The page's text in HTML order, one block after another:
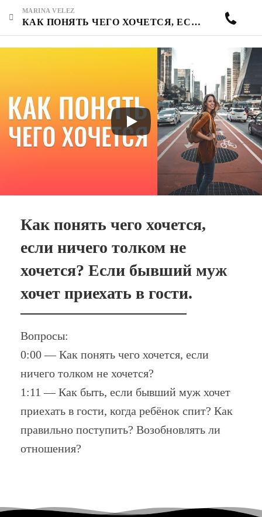
MARINA VELEZ
КАК ПОНЯТЬ ЧЕГО ХОЧЕТСЯ, ЕСЛИ НИЧЕГО ТОЛКОМ НЕ ХОЧЕТСЯ? ЕСЛИ БЫВШИЙ МУЖ ХОЧЕТ ПРИЕХАТЬ В ГОСТИ.
Как понять чего хочется,
если ничего толком не
хочется? Если бывший муж
хочет приехать в гости.
Вопросы:
0:00 — Как понять чего хочется, если
ничего толком не хочется?
1:11 — Как быть, если бывший муж хочет
приехать в гости, когда ребёнок спит? Как
правильно поступить? Возобновлять ли
отношения?